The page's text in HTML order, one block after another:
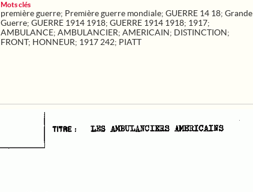
Mots clés
première guerre; Première guerre mondiale; GUERRE 14 18; Grande
Guerre; GUERRE 1914 1918; GUERRE 1914 1918; 1917;
AMBULANCE; AMBULANCIER; AMERICAIN; DISTINCTION;
FRONT; HONNEUR; 1917 242; PIATT